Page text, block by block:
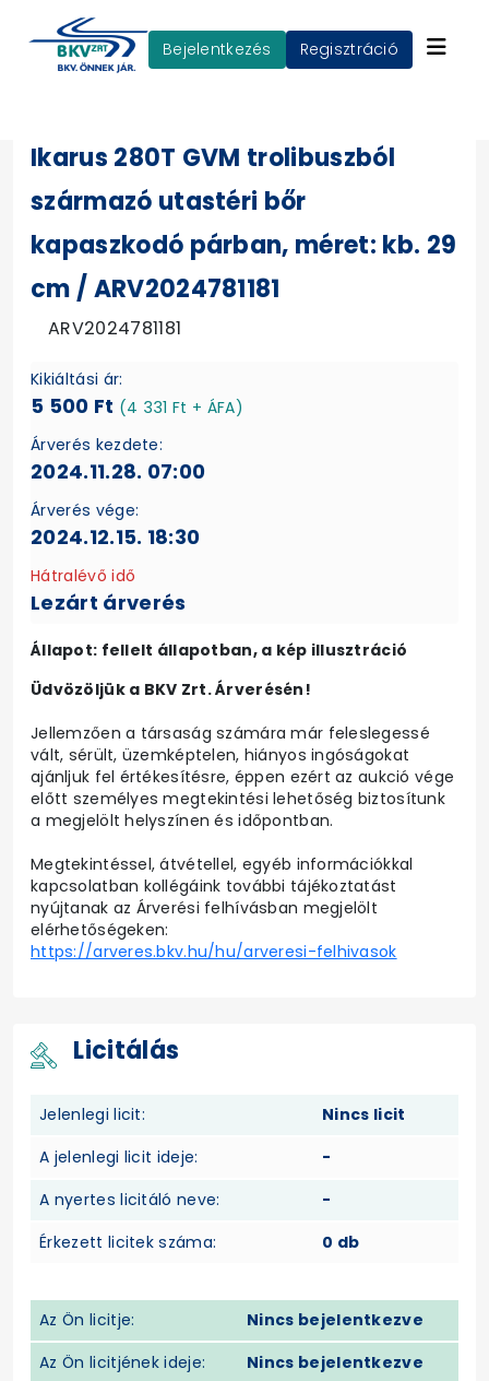
Bejelentkezés Regisztráció
Ikarus 280T GVM trolibuszból
származó utastéri bőr
kapaszkodó párban, méret: kb. 29
cm / ARV2024781181
ARV2024781181
Kikiáltási ár:
5 500 Ft (4 331 Ft + ÁFA)
Árverés kezdete:
2024.11.28. 07:00
Árverés vége:
2024.12.15. 18:30
Hátralévő idő
Lezárt árverés
Állapot: fellelt állapotban, a kép illusztráció
Üdvözöljük a BKV Zrt. Árverésén!
Jellemzően a társaság számára már feleslegessé
vált, sérült, üzemképtelen, hiányos ingóságokat
ajánljuk fel értékesítésre, éppen ezért az aukció vége
előtt személyes megtekintési lehetőség biztosítunk
a megjelölt helyszínen és időpontban.
Megtekintéssel, átvétellel, egyéb információkkal
kapcsolatban kollégáink további tájékoztatást
nyújtanak az Árverési felhívásban megjelölt
elérhetőségeken:
https://arveres.bkv.hu/hu/arveresi-felhivasok
Licitálás
Jelenlegi licit:
Nincs licit
A jelenlegi licit ideje:
-
A nyertes licitáló neve:
-
Érkezett licitek száma:
0 db
Az Ön licitje:
Nincs bejelentkezve
Az Ön licitjének ideje:
Nincs bejelentkezve